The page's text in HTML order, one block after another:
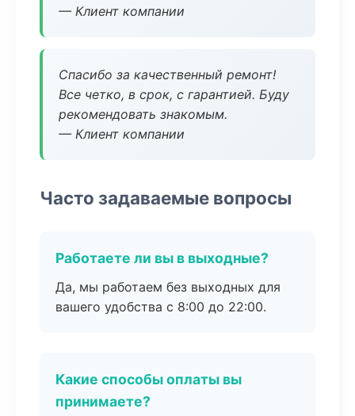
— Клиент компании
Спасибо за качественный ремонт!
Все четко, в срок, с гарантией. Буду
рекомендовать знакомым.
— Клиент компании
Часто задаваемые вопросы
Работаете ли вы в выходные?
Да, мы работаем без выходных для
вашего удобства с 8:00 до 22:00.
Какие способы оплаты вы
принимаете?